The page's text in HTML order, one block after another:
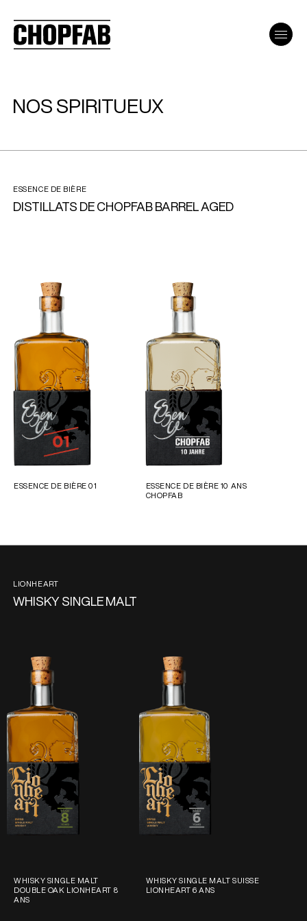
NOS SPIRITUEUX
ESSENCE DE BIÈRE
DISTILLATS DE CHOPFAB BARREL AGED
ESSENCE DE BIÈRE 01
ESSENCE DE BIÈRE 10 ANS
CHOPFAB
LIONHEART
WHISKY SINGLE MALT
WHISKY SINGLE MALT
DOUBLE OAK LIONHEART 8
ANS
WHISKY SINGLE MALT SUISSE
LIONHEART 6 ANS